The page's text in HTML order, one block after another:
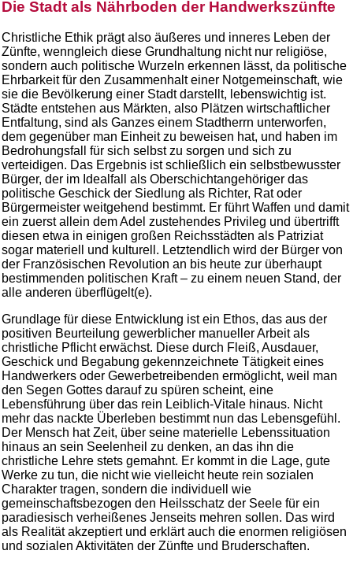
Die Stadt als Nährboden der Handwerkszünfte
Christliche Ethik prägt also äußeres und inneres Leben der
Zünfte, wenngleich diese Grundhaltung nicht nur religiöse,
sondern auch politische Wurzeln erkennen lässt, da politische
Ehrbarkeit für den Zusammenhalt einer Notgemeinschaft, wie
sie die Bevölkerung einer Stadt darstellt, lebenswichtig ist.
Städte entstehen aus Märkten, also Plätzen wirtschaftlicher
Entfaltung, sind als Ganzes einem Stadtherrn unterworfen,
dem gegenüber man Einheit zu beweisen hat, und haben im
Bedrohungsfall für sich selbst zu sorgen und sich zu
verteidigen. Das Ergebnis ist schließlich ein selbstbewusster
Bürger, der im Idealfall als Oberschichtangehöriger das
politische Geschick der Siedlung als Richter, Rat oder
Bürgermeister weitgehend bestimmt. Er führt Waffen und damit
ein zuerst allein dem Adel zustehendes Privileg und übertrifft
diesen etwa in einigen großen Reichsstädten als Patriziat
sogar materiell und kulturell. Letztendlich wird der Bürger von
der Französischen Revolution an bis heute zur überhaupt
bestimmenden politischen Kraft – zu einem neuen Stand, der
alle anderen überflügelt(e).
Grundlage für diese Entwicklung ist ein Ethos, das aus der
positiven Beurteilung gewerblicher manueller Arbeit als
christliche Pflicht erwächst. Diese durch Fleiß, Ausdauer,
Geschick und Begabung gekennzeichnete Tätigkeit eines
Handwerkers oder Gewerbetreibenden ermöglicht, weil man
den Segen Gottes darauf zu spüren scheint, eine
Lebensführung über das rein Leiblich-Vitale hinaus. Nicht
mehr das nackte Überleben bestimmt nun das Lebensgefühl.
Der Mensch hat Zeit, über seine materielle Lebenssituation
hinaus an sein Seelenheil zu denken, an das ihn die
christliche Lehre stets gemahnt. Er kommt in die Lage, gute
Werke zu tun, die nicht wie vielleicht heute rein sozialen
Charakter tragen, sondern die individuell wie
gemeinschaftsbezogen den Heilsschatz der Seele für ein
paradiesisch verheißenes Jenseits mehren sollen. Das wird
als Realität akzeptiert und erklärt auch die enormen religiösen
und sozialen Aktivitäten der Zünfte und Bruderschaften.